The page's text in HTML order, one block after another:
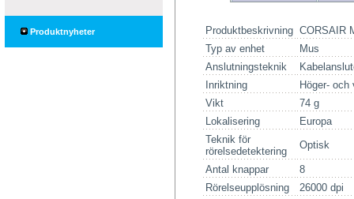
Produktnyheter Produktbeskrivning CORSAIR
Typ av enhet
Mus
Anslutningsteknik
Inriktning
Höger- och
Vikt
74 g
Lokalisering
Europa
Teknik för
rörelsedetektering
Optisk
Antal knappar
8
Rörelseupplösning
26000 dpi